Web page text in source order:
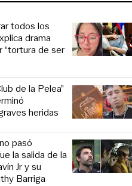
todos los
drama
“tortura de ser
de la Pelea”
heridas
pasó
la salida de la
Jr y su
Barriga